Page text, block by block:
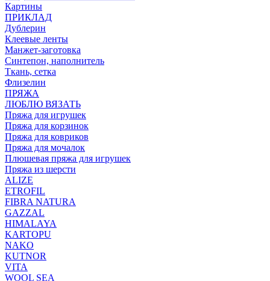
Картины
ПРИКЛАД
Дублерин
Клеевые ленты
Манжет-заготовка
Синтепон, наполнитель
Ткань, сетка
Флизелин
ПРЯЖА
ЛЮБЛЮ ВЯЗАТЬ
Пряжа для игрушек
Пряжа для корзинок
Пряжа для ковриков
Пряжа для мочалок
Плюшевая пряжа для игрушек
Пряжа из шерсти
ALIZE
ETROFIL
FIBRA NATURA
GAZZAL
HIMALAYA
KARTOPU
NAKO
KUTNOR
VITA
WOOL SEA